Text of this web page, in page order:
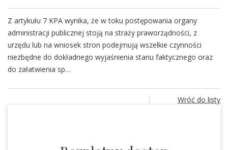
Z artykułu 7 KPA wynika, że w toku postępowania organy
administracji publicznej stoją na straży praworządności, z
urzędu lub na wniosek stron podejmują wszelkie czynności
niezbędne do dokładnego wyjaśnienia stanu faktycznego oraz
do załatwienia sp…
Wróć do listy